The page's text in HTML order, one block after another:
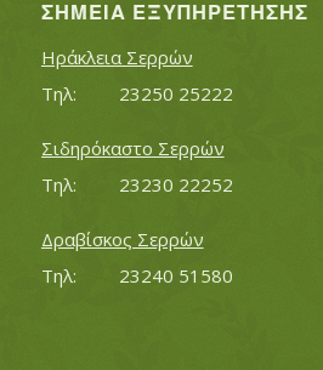
ΣΗΜΕΊΑ ΕΞΥΠΗΡΈΤΗΣΗΣ
Ηράκλεια Σερρών
Τηλ:		23250 25222
Σιδηρόκαστο Σερρών
Τηλ:		23230 22252
Δραβίσκος Σερρών
Τηλ:		23240 51580